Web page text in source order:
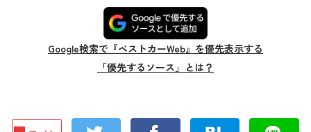
Google検索で『ベストカーWeb』を優先表示する
「優先するソース」とは？